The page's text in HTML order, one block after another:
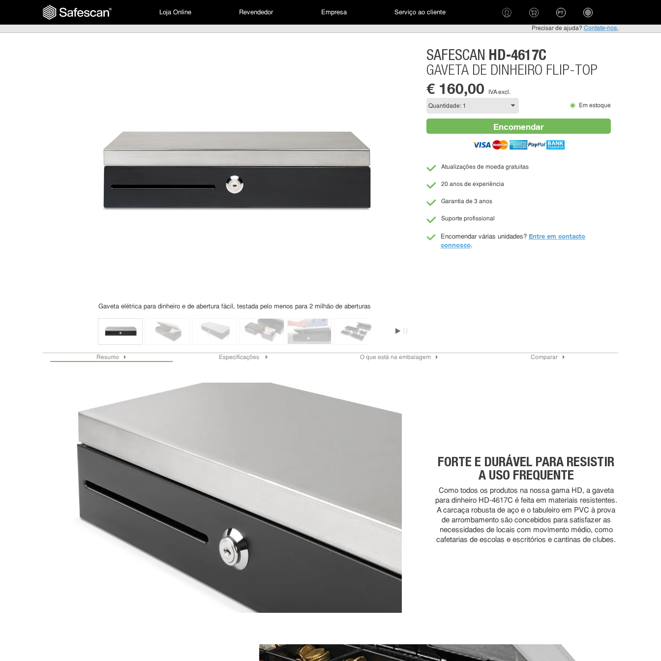
Loja Online Revendedor Empresa Serviço ao cliente PT
Precisar de ajuda? Contate-nos.
Gaveta elétrica para dinheiro e de abertura fácil, testada pelo menos para 2 milhão de aberturas
SAFESCAN HD-4617C
GAVETA DE DINHEIRO FLIP-TOP
€ 160,00 IVA excl.
Em estoque
Encomendar
Atualizações de moeda gratuitas
20 anos de experiência
Garantia de 3 anos
Suporte profissional
Encomendar várias unidades? Entre em contacto
connosco.
Resumo Especificações O que está na embalagem Comparar
FORTE E DURÁVEL PARA RESISTIR
A USO FREQUENTE
Como todos os produtos na nossa gama HD, a gaveta
para dinheiro HD-4617C é feita em materiais resistentes.
A carcaça robusta de aço e o tabuleiro em PVC à prova
de arrombamento são concebidos para satisfazer as
necessidades de locais com movimento médio, como
cafetarias de escolas e escritórios e cantinas de clubes.